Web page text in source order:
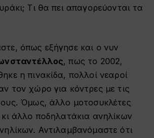
Τι θα πει απαγορεύονται τα
όπως εξήγησε και ο νυν
, πως το 2002,
η πινακίδα, πολλοί νεαροί
τον χώρο για κόντρες με τις
Όμως, άλλο μοτοσυκλέτες
άλλο ποδηλατάκια ανηλίκων
Αντιλαμβανόμαστε ότι